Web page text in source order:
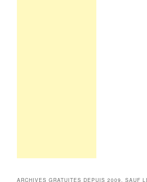
ARCHIVES GRATUITES DEPUIS 2009, SAUF